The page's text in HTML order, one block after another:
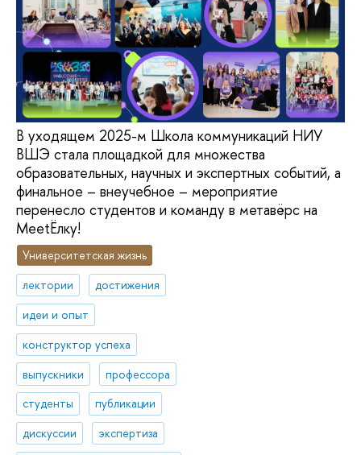
В уходящем 2025-м Школа коммуникаций НИУ
ВШЭ стала площадкой для множества
образовательных, научных и экспертных событий, а
финальное – внеучебное – мероприятие
перенесло студентов и команду в метавёрс на
MeetЁлку!
Университетская жизнь
лектории
достижения
идеи и опыт
конструктор успеха
выпускники
профессора
студенты
публикации
дискуссии
экспертиза